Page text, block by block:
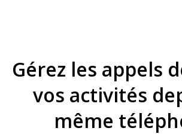
Gérez les appels
vos activités
même